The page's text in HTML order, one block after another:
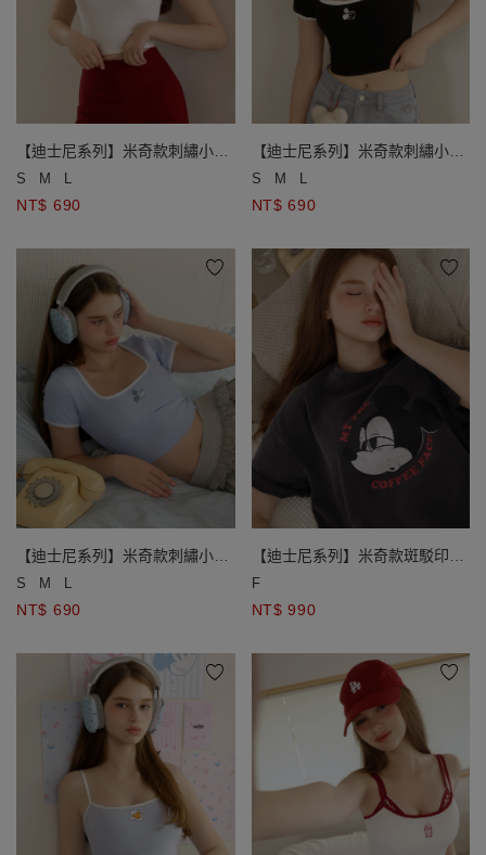
【迪士尼系列】米奇款刺繡小圖
方領撞色滾邊短袖短版 TEE
S M L
NT$ 690
【迪士尼系列】米奇款刺繡小圖
方領撞色滾邊短袖短版 TEE
S M L
NT$ 690
【迪士尼系列】米奇款刺繡小圖
方領撞色滾邊短袖短版 TEE
S M L
NT$ 690
【迪士尼系列】米奇款斑駁印花
圓領短袖水洗寬版TEE
F
NT$ 990